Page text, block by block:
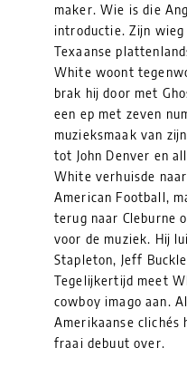
maker. Wie is die
introductie. Zijn
Texaanse
White woont
brak hij door met
een ep met zeven
muzieksmaak van
tot John Denver en
White verhuisde
American Football,
terug naar Cleburne
voor de muziek. Hij
Stapleton, Jeff
Tegelijkertijd meet
cowboy imago aan.
Amerikaanse
fraai debuut over.